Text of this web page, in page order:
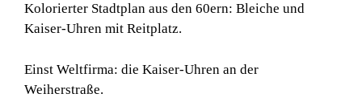
Kolorierter Stadtplan aus den 60ern: Bleiche und
Kaiser-Uhren mit Reitplatz.
Einst Weltfirma: die Kaiser-Uhren an der
Weiherstraße.